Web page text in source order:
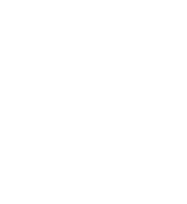
von Werbeanzeigen
Werbung